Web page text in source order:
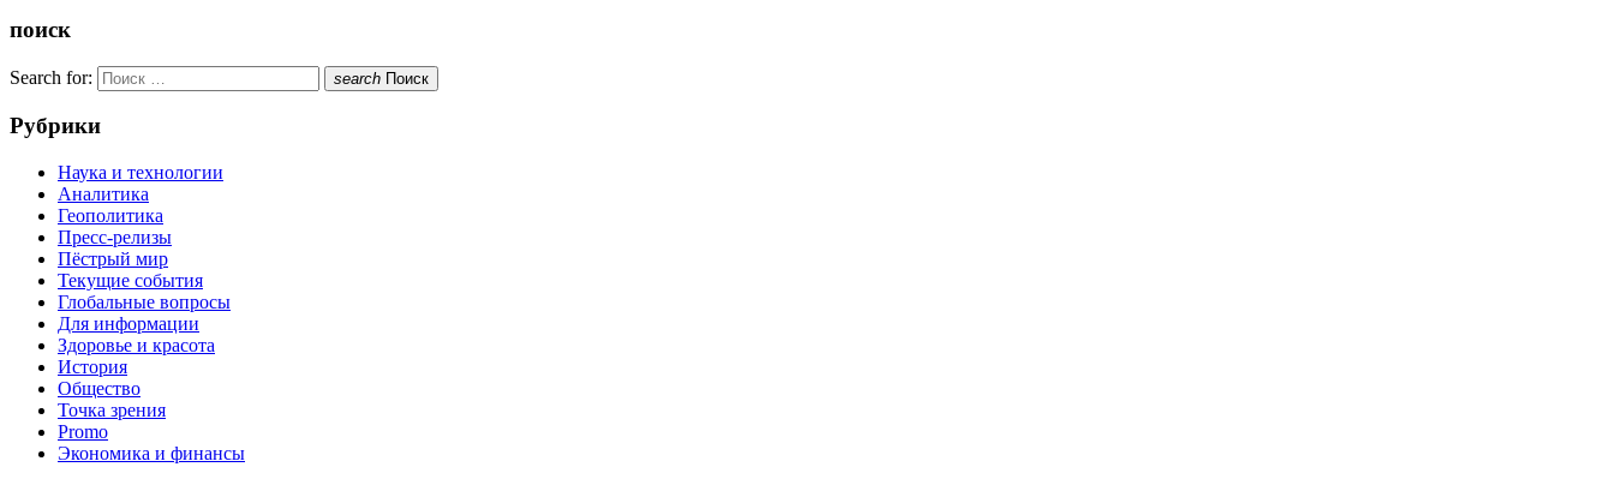
поиск
Search for: search Поиск
Рубрики
Наука и технологии
Аналитика
Геополитика
Пресс-релизы
Пёстрый мир
Текущие события
Глобальные вопросы
Для информации
Здоровье и красота
История
Общество
Точка зрения
Promo
Экономика и финансы